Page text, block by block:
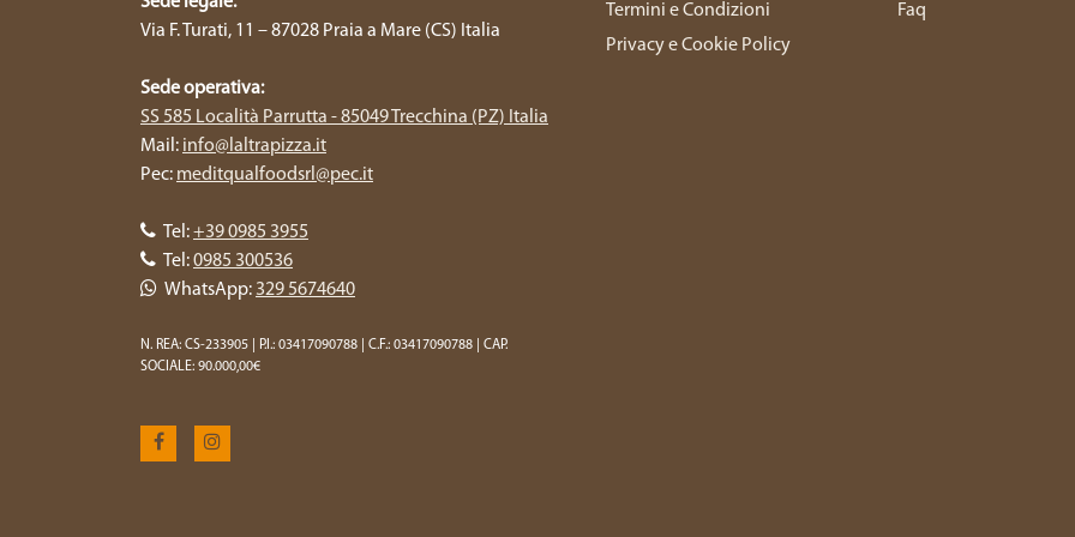
Via F. Turati, 11 – 87028 Praia a Mare (CS) Italia
Sede operativa:
SS 585 Località Parrutta - 85049 Trecchina (PZ) Italia
Mail: info@laltrapizza.it
Pec: meditqualfoodsrl@pec.it
Tel:+39 0985 3955
Tel:0985 300536
WhatsApp: 329 5674640
N. REA: CS-233905 | P.I.: 03417090788 | C.F.: 03417090788 | CAP.
SOCIALE: 90.000,00€
Termini e Condizioni
Privacy e Cookie Policy
Faq